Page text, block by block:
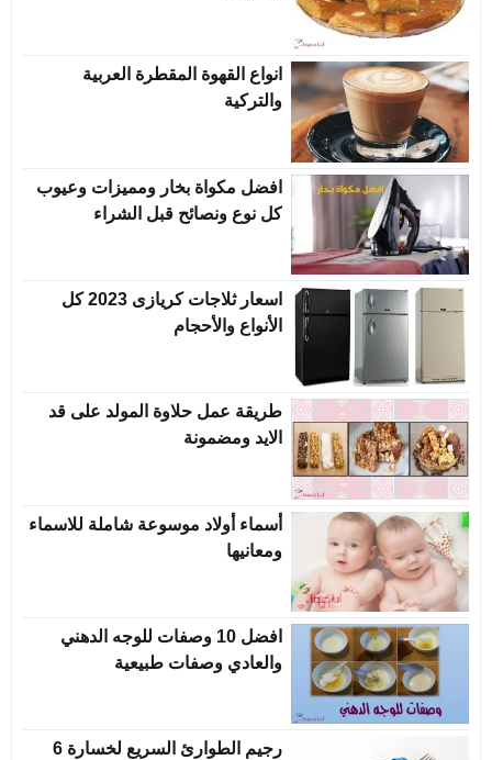
انواع القهوة المقطرة العربية
والتركية
افضل مكواة بخار ومميزات وعيوب
كل نوع ونصائح قبل الشراء
اسعار ثلاجات كريازى 2023 كل
الأنواع والأحجام
طريقة عمل حلاوة المولد على قد
الايد ومضمونة
أسماء أولاد موسوعة شاملة للاسماء
ومعانيها
افضل 10 وصفات للوجه الدهني
والعادي وصفات طبيعية
رجيم الطوارئ السريع لخسارة 6